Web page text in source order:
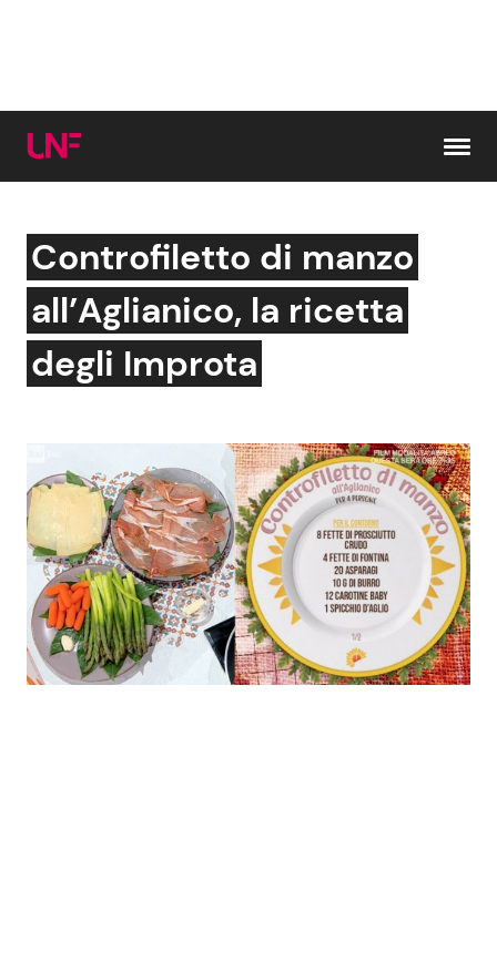
Cerca:
News e Cronaca
Attualità Italiana
Dal Mondo
Economia
Persone Scomparse
Politica
Gossip e TV
Coppie VIP
Fiction e Serie TV
Programmi TV
Reality e Talent
Controfiletto di manzo
all’Aglianico, la ricetta
degli Improta